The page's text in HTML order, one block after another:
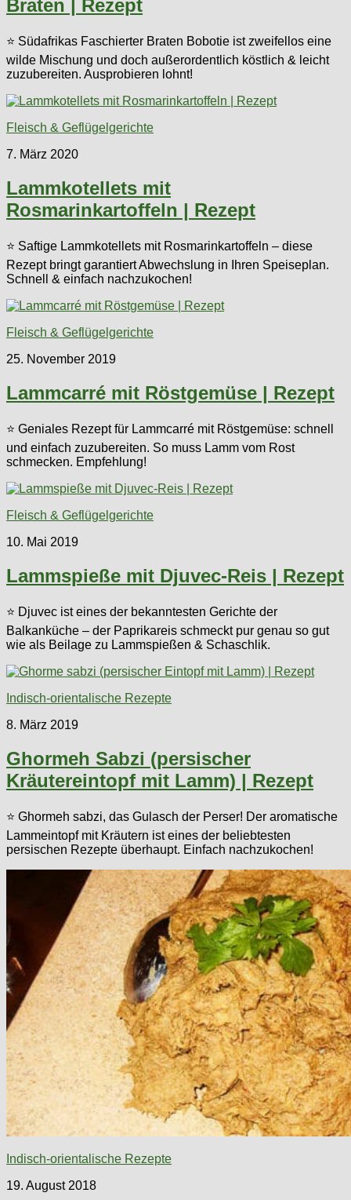
Braten | Rezept
⭐ Südafrikas Faschierter Braten Bobotie ist zweifellos eine
wilde Mischung und doch außerordentlich köstlich & leicht
zuzubereiten. Ausprobieren lohnt!
Fleisch & Geflügelgerichte
7. März 2020
Lammkotellets mit
Rosmarinkartoffeln | Rezept
⭐ Saftige Lammkotellets mit Rosmarinkartoffeln – diese
Rezept bringt garantiert Abwechslung in Ihren Speiseplan.
Schnell & einfach nachzukochen!
Fleisch & Geflügelgerichte
25. November 2019
Lammcarré mit Röstgemüse | Rezept
⭐ Geniales Rezept für Lammcarré mit Röstgemüse: schnell
und einfach zuzubereiten. So muss Lamm vom Rost
schmecken. Empfehlung!
Fleisch & Geflügelgerichte
10. Mai 2019
Lammspieße mit Djuvec-Reis | Rezept
⭐ Djuvec ist eines der bekanntesten Gerichte der
Balkanküche – der Paprikareis schmeckt pur genau so gut
wie als Beilage zu Lammspießen & Schaschlik.
Indisch-orientalische Rezepte
8. März 2019
Ghormeh Sabzi (persischer
Kräutereintopf mit Lamm) | Rezept
⭐ Ghormeh sabzi, das Gulasch der Perser! Der aromatische
Lammeintopf mit Kräutern ist eines der beliebtesten
persischen Rezepte überhaupt. Einfach nachzukochen!
Indisch-orientalische Rezepte
19. August 2018